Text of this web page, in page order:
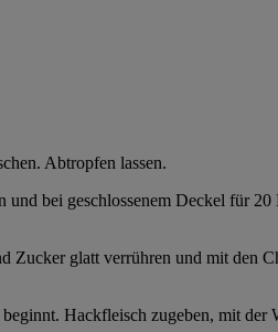
Abtropfen lassen.
bei geschlossenem Deckel für
Zucker glatt verrühren und mit den
Hackfleisch zugeben, mit der